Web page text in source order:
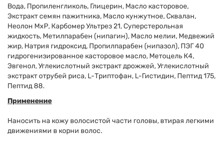
Вода, Пропиленгликоль, Глицерин, Масло касторовое,
Экстракт семян пажитника, Масло кунжутное, Сквалан,
Неолон МхР, Карбомер Ультрез 21, Суперстерольная
жидкость, Метилпарабен (нипагин), Масло мелии, Медвежий
жир, Натрия гидроксид, Пропилпарабен (нипазол), ПЭГ 40
гидрогенизированное касторовое масло, Метоцель К4,
Эвгенол, Углекислотный экстракт дрожжей, Углекислотный
экстракт отрубей риса, L-Триптофан, L-Гистидин, Пептид 175,
Пептид 88.
Применение
Наносить на кожу волосистой части головы, втирая легкими
движениями в корни волос.